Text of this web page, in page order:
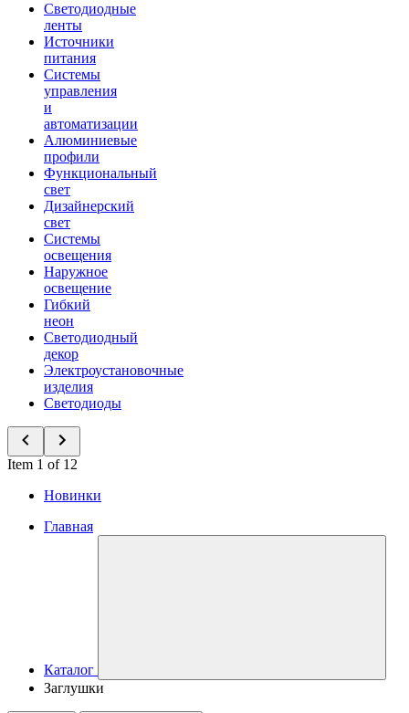
Светодиодные
ленты
Источники
питания
Системы
управления
и
автоматизации
Алюминиевые
профили
Функциональный
свет
Дизайнерский
свет
Системы
освещения
Наружное
освещение
Гибкий
неон
Светодиодный
декор
Электроустановочные
изделия
Светодиоды
Item 1 of 12
Новинки
Главная
Каталог
Заглушки